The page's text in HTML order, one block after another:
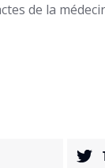
de la